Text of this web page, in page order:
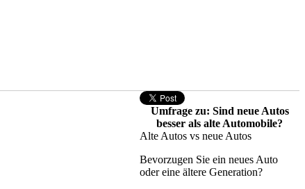
Umfrage zu: Sind neue Autos
besser als alte Automobile?
Alte Autos vs neue Autos
Bevorzugen Sie ein neues Auto
oder eine ältere Generation?